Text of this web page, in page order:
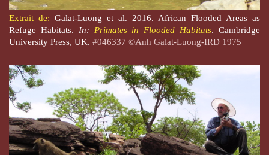
Extrait de: Galat-Luong et al. 2016. African Flooded Areas as
Refuge Habitats. In: Primates in Flooded Habitats. Cambridge
University Press, UK. #046337 ©Anh Galat-Luong-IRD 1975